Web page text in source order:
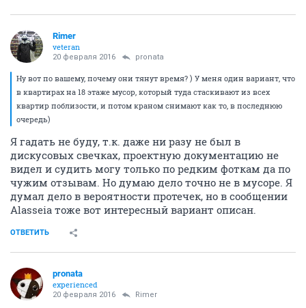
Rimer
veteran
20 февраля 2016 pronata
Ну вот по вашему, почему они тянут время? ) У меня один вариант, что
в квартирах на 18 этаже мусор, который туда стаскивают из всех
квартир поблизости, и потом краном снимают как то, в последнюю
очередь)
Я гадать не буду, т.к. даже ни разу не был в
дискусовых свечках, проектную документацию не
видел и судить могу только по редким фоткам да по
чужим отзывам. Но думаю дело точно не в мусоре. Я
думал дело в вероятности протечек, но в сообщении
Аlasseia тоже вот интересный вариант описан.
ОТВЕТИТЬ
pronata
experienced
20 февраля 2016 Rimer